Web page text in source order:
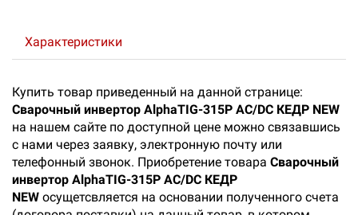
Характеристики
Купить товар приведенный на данной странице:
Сварочный инвертор AlphaTIG-315P AC/DC КЕДР NEW
на нашем сайте по доступной цене можно связавшись
с нами через заявку, электронную почту или
телефонный звонок. Приобретение товара Сварочный
инвертор AlphaTIG-315P AC/DC КЕДР
NEW осущетсвляется на основании полученного счета